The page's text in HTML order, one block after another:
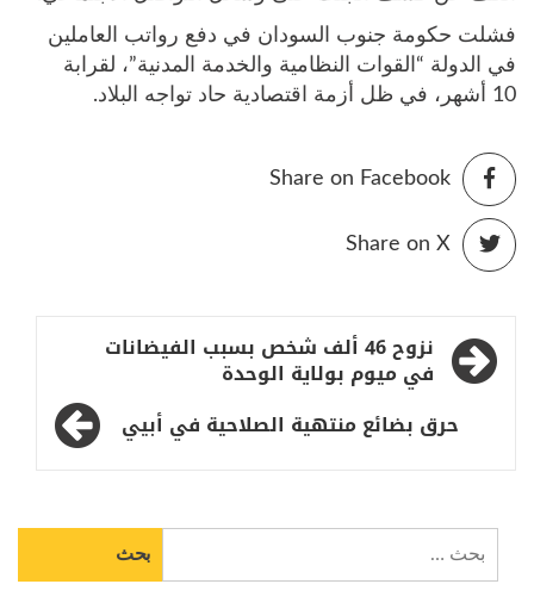
فشلت حكومة جنوب السودان في دفع رواتب العاملين
في الدولة “القوات النظامية والخدمة المدنية”، لقرابة
10 أشهر، في ظل أزمة اقتصادية حاد تواجه البلاد.
Share on Facebook
Share on X
تصفّح
المقالات
نزوح 46 ألف شخص بسبب الفيضانات
في ميوم بولاية الوحدة
حرق بضائع منتهية الصلاحية في أبيي
عن: